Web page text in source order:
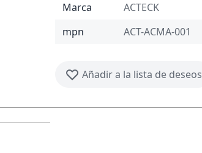
Marca
ACTECK
mpn
ACT-ACMA-001
Añadir a la lista de deseos